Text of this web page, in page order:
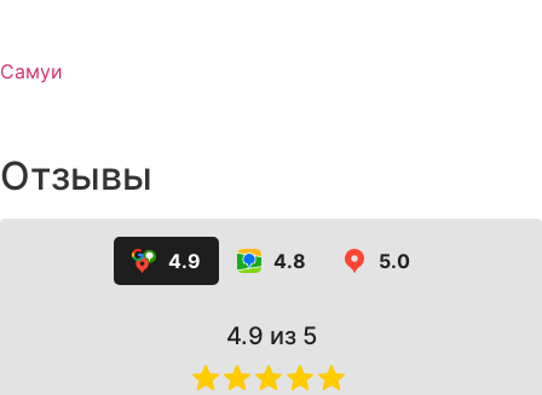
Самуи
Отзывы
4.9 4.8 5.0
4.9 из 5